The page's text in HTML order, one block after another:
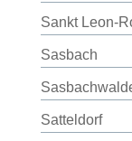
Sankt Leon-
Sasbach
Satteldorf